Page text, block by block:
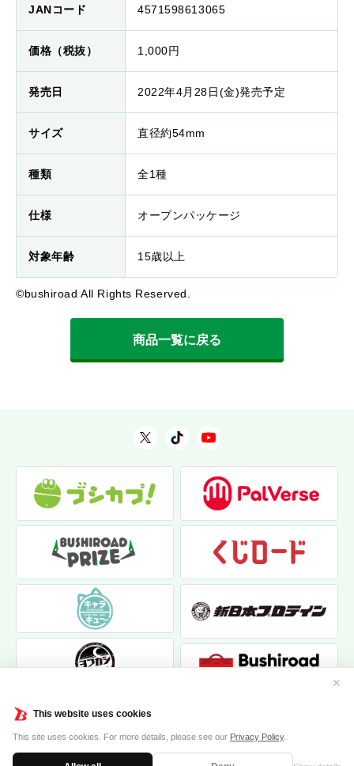
This website uses cookies
This site uses cookies. For more details, please see our Privacy Policy.
✕
JANコード 4571598613065
価格（税抜） 1,000円
発売日 2022年4月28日(金)発売予定
サイズ 直径約54mm
種類 全1種
仕様 オープンパッケージ
対象年齢 15歳以上
©bushiroad All Rights Reserved.
商品一覧に戻る